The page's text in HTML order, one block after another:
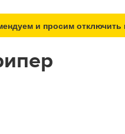
и просим отключить